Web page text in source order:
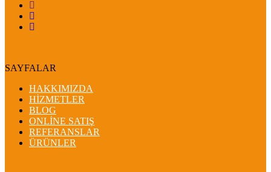
SAYFALAR
HAKKIMIZDA
HİZMETLER
BLOG
ONLİNE SATIŞ
REFERANSLAR
ÜRÜNLER